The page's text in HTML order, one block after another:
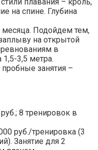
плавания – кроль,
на спине. Глубина
месяца. Подойдем тем,
на открытой
в
1,5-3,5 метра.
занятия –
8 тренировок в
руб./тренировка (3
Занятие для 2